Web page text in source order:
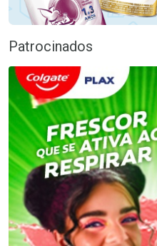
Patrocinados